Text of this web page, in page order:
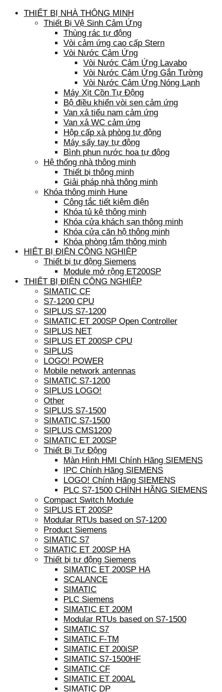
THIẾT BỊ NHÀ THÔNG MINH
Thiết Bị Vệ Sinh Cảm Ứng
Thùng rác tự động
Vòi cảm ứng cao cấp Stern
Vòi Nước Cảm Ứng
Vòi Nước Cảm Ứng Lavabo
Vòi Nước Cảm Ứng Gắn Tường
Vòi Nước Cảm Ứng Nóng Lạnh
Máy Xịt Cồn Tự Động
Bộ điều khiển vòi sen cảm ứng
Van xả tiểu nam cảm ứng
Van xả WC cảm ứng
Hộp cấp xà phòng tự động
Máy sấy tay tự động
Bình phun nước hoa tự động
Hệ thống nhà thông minh
Thiết bị thông minh
Giải pháp nhà thông minh
Khóa thông minh Hune
Công tắc tiết kiệm điện
Khóa tủ kệ thông minh
Khóa cửa khách sạn thông minh
Khóa cửa căn hộ thông minh
Khóa phòng tắm thông minh
HIẾT BỊ ĐIỆN CÔNG NGHIỆP
Thiết bị tự động Siemens
Module mở rộng ET200SP
THIẾT BỊ ĐIỆN CÔNG NGHIỆP
SIMATIC CF
S7-1200 CPU
SIPLUS S7-1200
SIMATIC ET 200SP Open Controller
SIPLUS NET
SIPLUS ET 200SP CPU
SIPLUS
LOGO! POWER
Mobile network antennas
SIMATIC S7-1200
SIPLUS LOGO!
Other
SIPLUS S7-1500
SIMATIC S7-1500
SIPLUS CMS1200
SIMATIC ET 200SP
Thiết Bị Tự Động
Màn Hình HMI Chính Hãng SIEMENS
IPC Chính Hãng SIEMENS
LOGO! Chính Hãng SIEMENS
PLC S7-1500 CHÍNH HÃNG SIEMENS
Compact Switch Module
SIPLUS ET 200SP
Modular RTUs based on S7-1200
Product Siemens
SIMATIC S7
SIMATIC ET 200SP HA
Thiết bị tự động Siemens
SIMATIC ET 200SP HA
SCALANCE
SIMATIC
PLC Siemens
SIMATIC ET 200M
Modular RTUs based on S7-1500
SIMATIC S7
SIMATIC F-TM
SIMATIC ET 200iSP
SIMATIC S7-1500HF
SIMATIC CF
SIMATIC ET 200AL
SIMATIC DP